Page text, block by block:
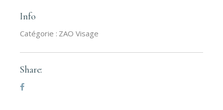
Info
Catégorie : ZAO Visage
Share: